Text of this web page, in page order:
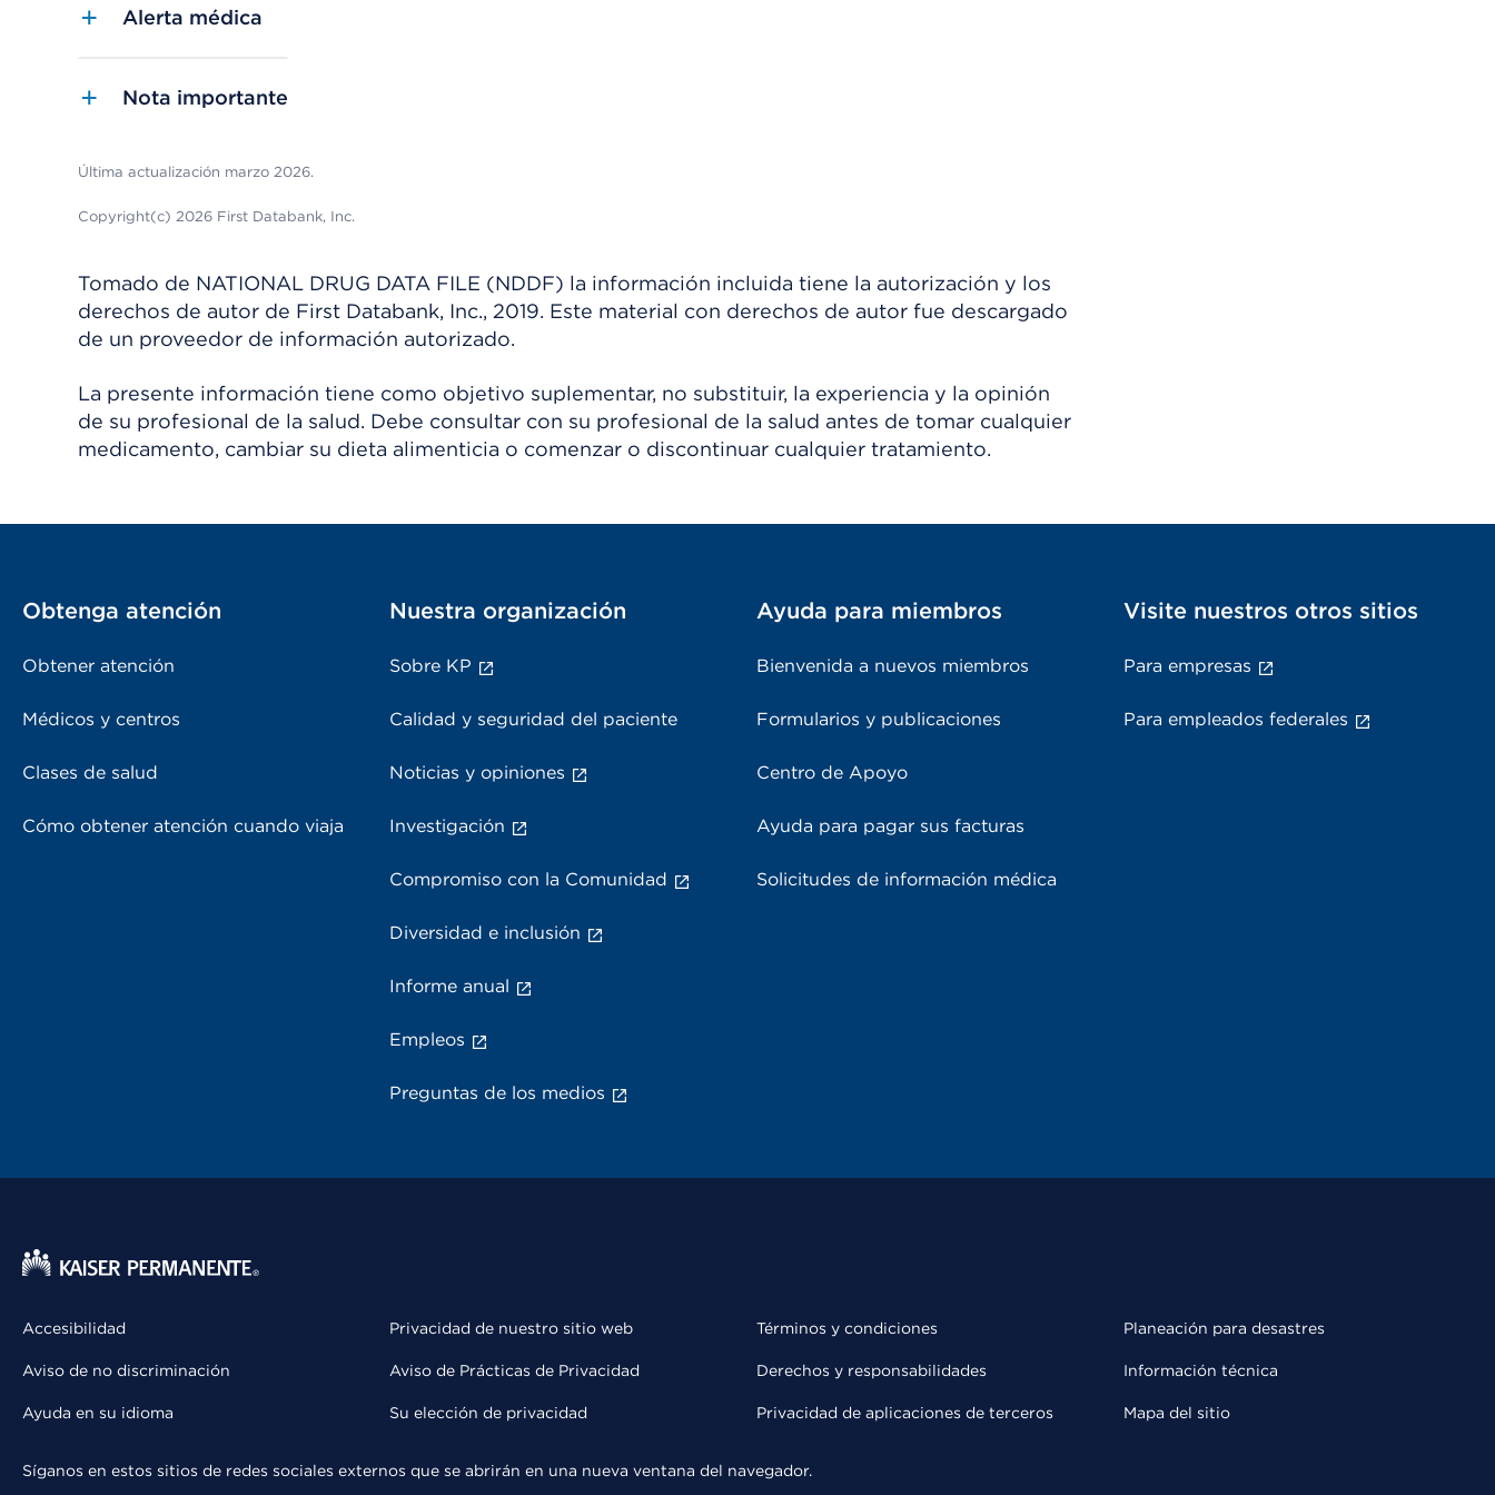
Alerta médica
Nota importante
Última actualización marzo 2026.
Copyright(c) 2026 First Databank, Inc.
Tomado de NATIONAL DRUG DATA FILE (NDDF) la información incluida tiene la autorización y los
derechos de autor de First Databank, Inc., 2019. Este material con derechos de autor fue descargado
de un proveedor de información autorizado.
La presente información tiene como objetivo suplementar, no substituir, la experiencia y la opinión
de su profesional de la salud. Debe consultar con su profesional de la salud antes de tomar cualquier
medicamento, cambiar su dieta alimenticia o comenzar o discontinuar cualquier tratamiento.
Obtenga atención
Obtener atención
Médicos y centros
Clases de salud
Cómo obtener atención cuando viaja
Nuestra organización
Sobre KP
Calidad y seguridad del paciente
Noticias y opiniones
Investigación
Compromiso con la Comunidad
Diversidad e inclusión
Informe anual
Empleos
Preguntas de los medios
Ayuda para miembros
Bienvenida a nuevos miembros
Formularios y publicaciones
Centro de Apoyo
Ayuda para pagar sus facturas
Solicitudes de información médica
Visite nuestros otros sitios
Para empresas
Para empleados federales
Accesibilidad
Aviso de no discriminación
Ayuda en su idioma
Privacidad de nuestro sitio web
Aviso de Prácticas de Privacidad
Su elección de privacidad
Términos y condiciones
Derechos y responsabilidades
Privacidad de aplicaciones de terceros
Planeación para desastres
Información técnica
Mapa del sitio
Síganos en estos sitios de redes sociales externos que se abrirán en una nueva ventana del navegador.